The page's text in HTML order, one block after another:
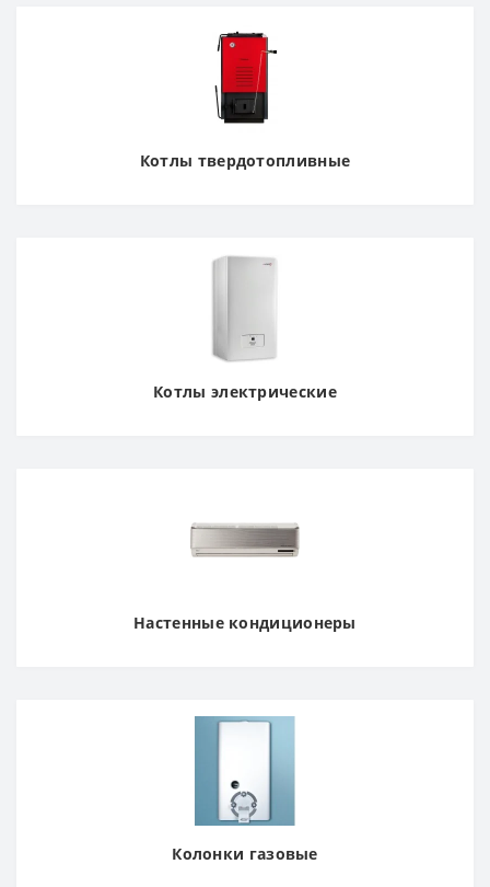
Котлы твердотопливные
Котлы электрические
Настенные кондиционеры
Колонки газовые